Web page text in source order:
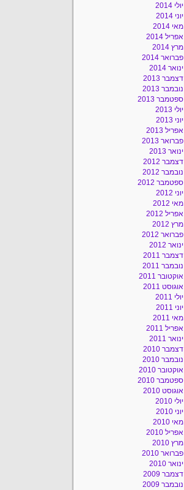
יולי 2014
יוני 2014
מאי 2014
אפריל 2014
מרץ 2014
פברואר 2014
ינואר 2014
דצמבר 2013
נובמבר 2013
ספטמבר 2013
יולי 2013
יוני 2013
אפריל 2013
פברואר 2013
ינואר 2013
דצמבר 2012
נובמבר 2012
ספטמבר 2012
יוני 2012
מאי 2012
אפריל 2012
מרץ 2012
פברואר 2012
ינואר 2012
דצמבר 2011
נובמבר 2011
אוקטובר 2011
אוגוסט 2011
יולי 2011
יוני 2011
מאי 2011
אפריל 2011
ינואר 2011
דצמבר 2010
נובמבר 2010
אוקטובר 2010
ספטמבר 2010
אוגוסט 2010
יולי 2010
יוני 2010
מאי 2010
אפריל 2010
מרץ 2010
פברואר 2010
ינואר 2010
דצמבר 2009
נובמבר 2009